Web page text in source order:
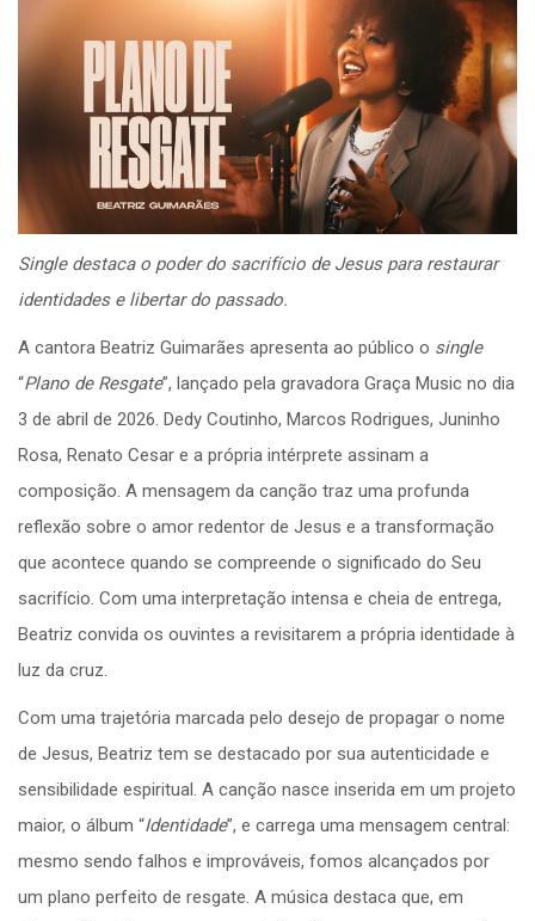
Single destaca o poder do sacrifício de Jesus para restaurar
identidades e libertar do passado.
A cantora Beatriz Guimarães apresenta ao público o single
“Plano de Resgate”, lançado pela gravadora Graça Music no dia
3 de abril de 2026. Dedy Coutinho, Marcos Rodrigues, Juninho
Rosa, Renato Cesar e a própria intérprete assinam a
composição. A mensagem da canção traz uma profunda
reflexão sobre o amor redentor de Jesus e a transformação
que acontece quando se compreende o significado do Seu
sacrifício. Com uma interpretação intensa e cheia de entrega,
Beatriz convida os ouvintes a revisitarem a própria identidade à
luz da cruz.
Com uma trajetória marcada pelo desejo de propagar o nome
de Jesus, Beatriz tem se destacado por sua autenticidade e
sensibilidade espiritual. A canção nasce inserida em um projeto
maior, o álbum “Identidade”, e carrega uma mensagem central:
mesmo sendo falhos e improváveis, fomos alcançados por
um plano perfeito de resgate. A música destaca que, em